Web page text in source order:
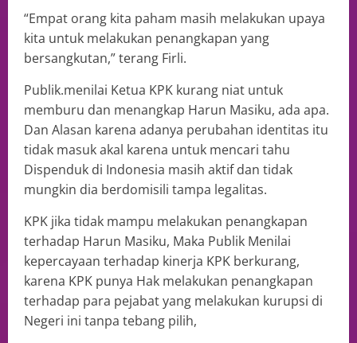
“Empat orang kita paham masih melakukan upaya
kita untuk melakukan penangkapan yang
bersangkutan,” terang Firli.
Publik.menilai Ketua KPK kurang niat untuk
memburu dan menangkap Harun Masiku, ada apa.
Dan Alasan karena adanya perubahan identitas itu
tidak masuk akal karena untuk mencari tahu
Dispenduk di Indonesia masih aktif dan tidak
mungkin dia berdomisili tampa legalitas.
KPK jika tidak mampu melakukan penangkapan
terhadap Harun Masiku, Maka Publik Menilai
kepercayaan terhadap kinerja KPK berkurang,
karena KPK punya Hak melakukan penangkapan
terhadap para pejabat yang melakukan kurupsi di
Negeri ini tanpa tebang pilih,